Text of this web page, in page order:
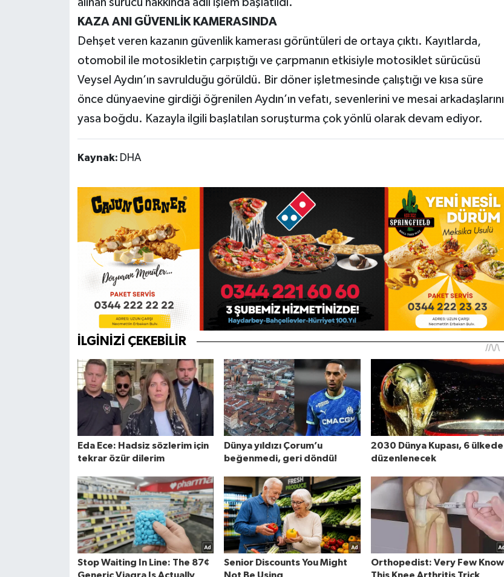
KAZA ANI GÜVENLİK KAMERASINDA
Dehşet veren kazanın güvenlik kamerası görüntüleri de ortaya çıktı. Kayıtlarda,
otomobil ile motosikletin çarpıştığı ve çarpmanın etkisiyle motosiklet sürücüsü
Veysel Aydın’ın savrulduğu görüldü. Bir döner işletmesinde çalıştığı ve kısa süre
önce dünyaevine girdiği öğrenilen Aydın’ın vefatı, sevenlerini ve mesai arkadaşlarını
yasa boğdu. Kazayla ilgili başlatılan soruşturma çok yönlü olarak devam ediyor.
Kaynak: DHA